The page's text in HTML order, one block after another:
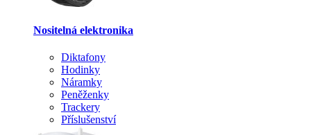
Nositelná elektronika
Diktafony
Hodinky
Náramky
Peněženky
Trackery
Příslušenství